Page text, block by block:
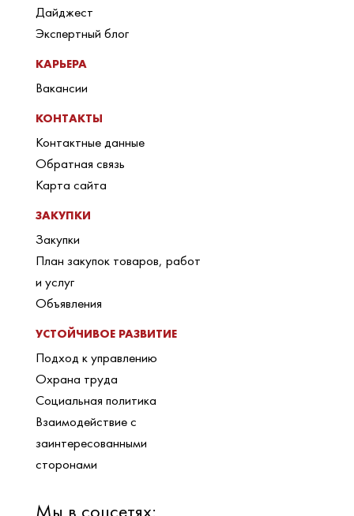
Дайджест
Экспертный блог
КАРЬЕРА
Вакансии
КОНТАКТЫ
Контактные данные
Обратная связь
Карта сайта
ЗАКУПКИ
Закупки
План закупок товаров, работ
и услуг
Объявления
УСТОЙЧИВОЕ РАЗВИТИЕ
Подход к управлению
Охрана труда
Социальная политика
Взаимодействие с
заинтересованными
сторонами